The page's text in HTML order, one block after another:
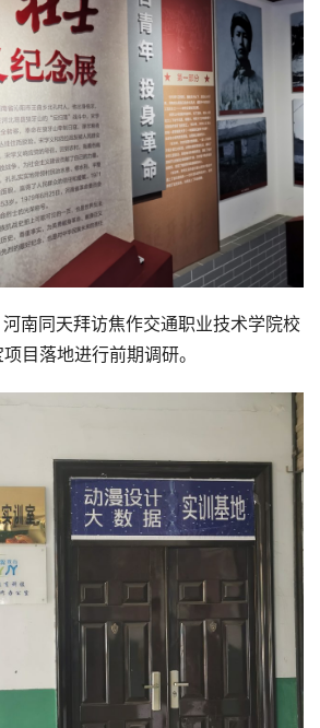
南同天拜访焦作交通职业技术学院校
目落地进行前期调研。